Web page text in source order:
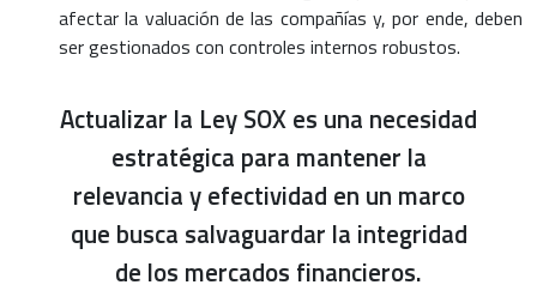
afectar la valuación de las compañías y, por ende, deben
ser gestionados con controles internos robustos.
Actualizar la Ley SOX es una necesidad
estratégica para mantener la
relevancia y efectividad en un marco
que busca salvaguardar la integridad
de los mercados financieros.